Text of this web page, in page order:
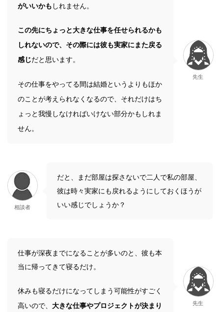
がいいかも しれません。
この先にちょっと大きな仕事を任せられるかも
しれないので、その際には彼も実家にまた戻る
感じだと思います。
その仕事をやってる間は結婚というよりもほか
のことが考えられなくなるので、それだけはち
ょっと我慢しなければいけない部分かもしれま
せん。
先生
相談者
だと、まだ部屋は探さないで二人で私の部屋、
彼は時々実家にも戻れるようにしておくほうが
いい感じでしょうか？
仕事が深夜までになることが多いのと、彼も本
当に帰ってきて寝るだけ。
休みも寝るだけになってしまう可能性がすごく
高いので、 大きな仕事やプロジェクトが決まり 先生